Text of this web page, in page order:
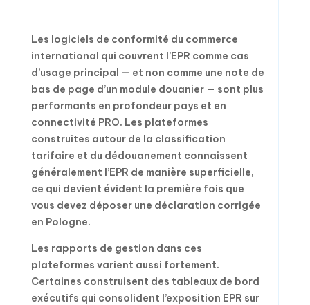
Les logiciels de conformité du commerce
international qui couvrent l’EPR comme cas
d’usage principal — et non comme une note de
bas de page d’un module douanier — sont plus
performants en profondeur pays et en
connectivité PRO. Les plateformes
construites autour de la classification
tarifaire et du dédouanement connaissent
généralement l’EPR de manière superficielle,
ce qui devient évident la première fois que
vous devez déposer une déclaration corrigée
en Pologne.
Les rapports de gestion dans ces
plateformes varient aussi fortement.
Certaines construisent des tableaux de bord
exécutifs qui consolident l’exposition EPR sur